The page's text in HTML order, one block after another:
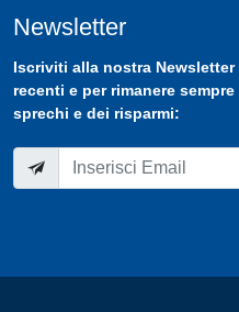
Newsletter
Iscriviti alla nostra Newsletter
recenti e per rimanere
sprechi e dei risparmi: